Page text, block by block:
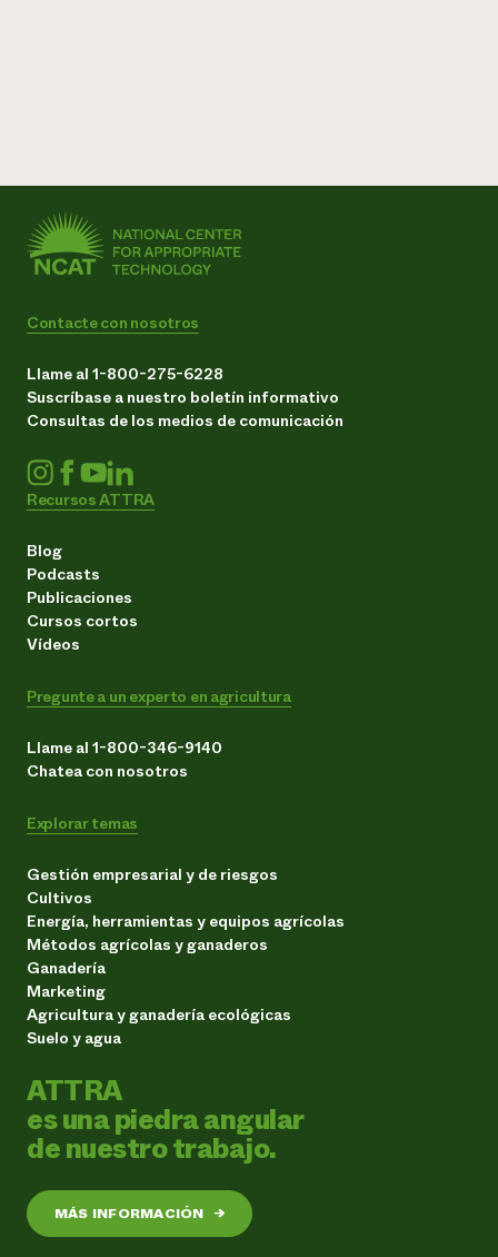
Contacte con nosotros
Llame al 1-800-275-6228
Suscríbase a nuestro boletín informativo
Consultas de los medios de comunicación
Recursos ATTRA
Blog
Podcasts
Publicaciones
Cursos cortos
Vídeos
Pregunte a un experto en agricultura
Llame al 1-800-346-9140
Chatea con nosotros
Explorar temas
Gestión empresarial y de riesgos
Cultivos
Energía, herramientas y equipos agrícolas
Métodos agrícolas y ganaderos
Ganadería
Marketing
Agricultura y ganadería ecológicas
Suelo y agua
ATTRA
es una piedra angular
de nuestro trabajo.
MÁS INFORMACIÓN →